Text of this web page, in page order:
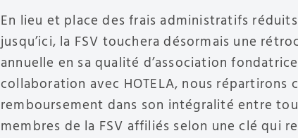
En lieu et place des frais administratifs
jusqu’ici, la FSV touchera désormais une
annuelle en sa qualité d’association
collaboration avec HOTELA, nous répartirons
remboursement dans son intégralité entre
membres de la FSV affiliés selon une clé qui